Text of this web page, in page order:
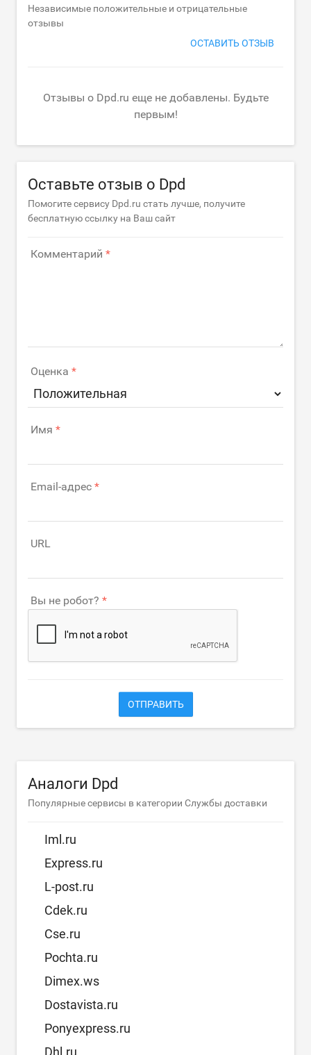
Независимые положительные и отрицательные
отзывы
ОСТАВИТЬ ОТЗЫВ
Отзывы о Dpd.ru еще не добавлены. Будьте
первым!
Оставьте отзыв о Dpd
Помогите сервису Dpd.ru стать лучше, получите
бесплатную ссылку на Ваш сайт
Комментарий
Оценка
Имя
Email-адрес
URL
Вы не робот?
ОТПРАВИТЬ
Аналоги Dpd
Популярные сервисы в категории Службы доставки
Iml.ru
Express.ru
L-post.ru
Cdek.ru
Cse.ru
Pochta.ru
Dimex.ws
Dostavista.ru
Ponyexpress.ru
Dhl.ru